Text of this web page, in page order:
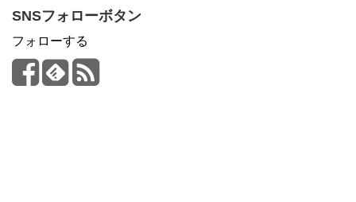
SNSフォローボタン
フォローする